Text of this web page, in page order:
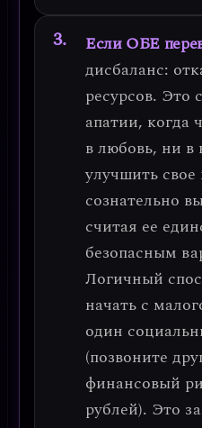
Если ОБЕ
дисбаланс:
ресурсов. Это
апатии, когда
в любовь, ни в
улучшить
сознательно
считая ее
безопасным
Логичный
начать с
один
(позвоните
финансовый
рублей). Это